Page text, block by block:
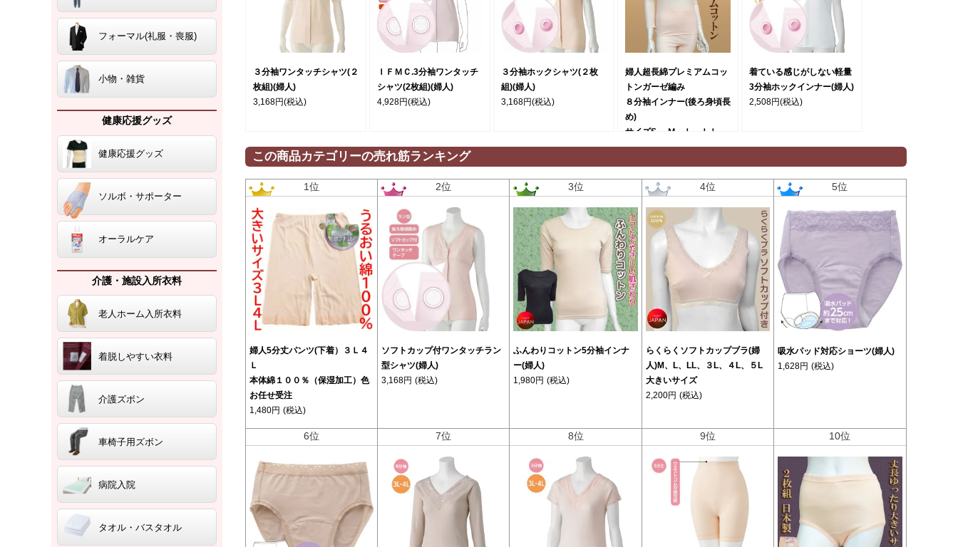
フォーマル(礼服・喪服)
小物・雑貨
健康応援グッズ
健康応援グッズ
ソルボ・サポーター
オーラルケア
介護・施設入所衣料
老人ホーム入所衣料
着脱しやすい衣料
介護ズボン
車椅子用ズボン
病院入院
タオル・バスタオル
３分袖ワンタッチシャツ(２
枚組)(婦人)
3,168円(税込)
ＩＦＭＣ.3分袖ワンタッチ
シャツ(2枚組)(婦人)
4,928円(税込)
３分袖ホックシャツ(２枚
組)(婦人)
3,168円(税込)
婦人超長綿プレミアムコッ
トンガーゼ編み
８分袖インナー(後ろ身頃長
め)
サイズS、 Ｍ、Ｌ、ＬＬ
日本製
着ている感じがしない軽量
3分袖ホックインナー(婦人)
2,508円(税込)
この商品カテゴリーの売れ筋ランキング
1位
婦人5分丈パンツ(下着）３Ｌ４
Ｌ
本体綿１００％（保湿加工）色
お任せ受注
1,480円 (税込)
2位
ソフトカップ付ワンタッチラン
型シャツ(婦人)
3,168円 (税込)
3位
ふんわりコットン5分袖インナ
ー(婦人)
1,980円 (税込)
4位
らくらくソフトカップブラ(婦
人)M、L、LL、３L、４L、５L
大きいサイズ
2,200円 (税込)
5位
吸水パッド対応ショーツ(婦人)
1,628円 (税込)
6位 7位 8位 9位 10位